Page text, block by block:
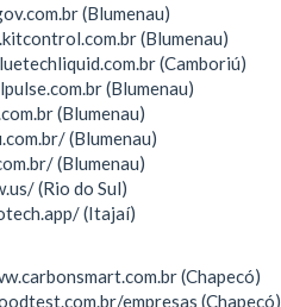
(Blumenau)
(Blumenau)
(Camboriú)
(Blumenau)
(Blumenau)
(Blumenau)
(Blumenau)
(Rio do Sul)
(Itajaí)
(Chapecó)
empresas (Chapecó)